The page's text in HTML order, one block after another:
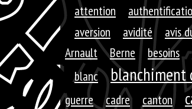
attention
aversion
avidité avis
Arnault
Berne besoins
blanc
blanchiment
guerre
cadre canton